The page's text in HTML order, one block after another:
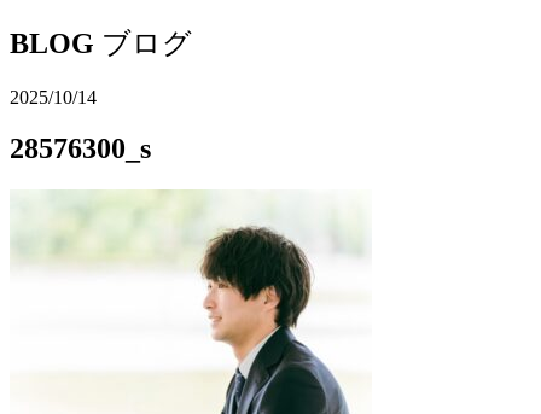
BLOG ブログ
2025/10/14
28576300_s